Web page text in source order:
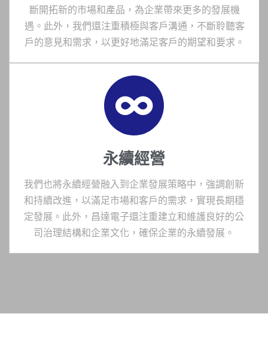
斷開拓新的市場和產品，為企業帶來更多的發展機
遇。此外，我們還注重積極與客戶溝通，不斷聆聽客
戶的意見和需求，以更好地滿足客戶的期望和要求。
永續經營
我們也將永續經營融入到企業發展策略中，強調創新
和持續改進，以滿足市場和客戶的需求，實現長期穩
定發展。此外，昌達電子還注重建立和維護良好的公
司治理結構和企業文化，確保企業的永續發展。